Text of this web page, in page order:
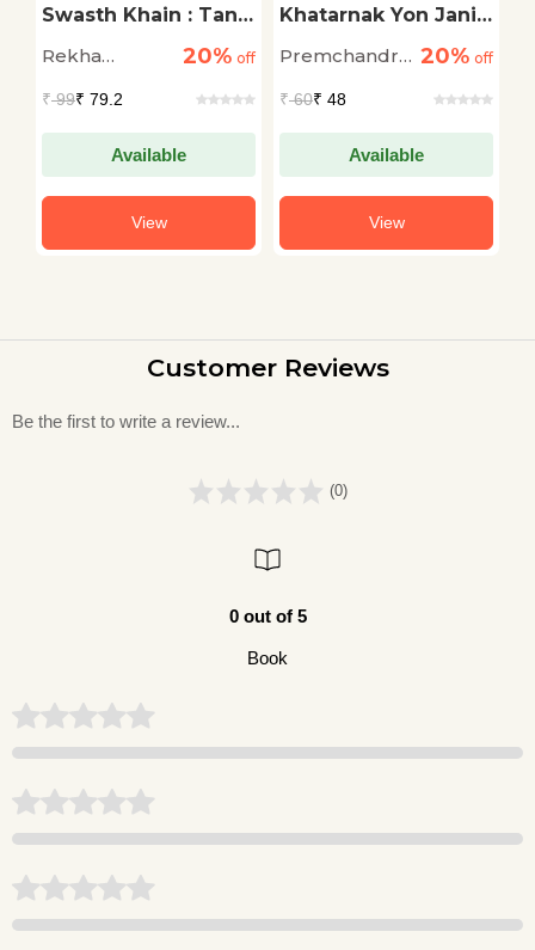
Swasth Khain : Tan
Rekha
20% off
₹99₹ 79.2
Available
View
Khatarnak Yon Janit
Premchandra
20% off
₹60₹ 48
Available
View
Customer Reviews
Be the first to write a review...
(0)
0 out of 5
Book